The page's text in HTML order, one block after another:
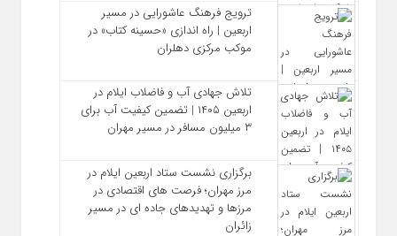
ترویج فرهنگ عاشورایی در مسیر
اربعین | راه‌ اندازی «حسینه کتاب» در
موکب مرکزی دهلران
تلاش جهادی آب و فاضلاب ایلام در
اربعین ۱۴۰۵ | تضمین کیفیت آب برای
۳ میلیون مسافر در مسیر مهران
برگزاری نشست ستاد اربعین ایلام در
مرز مهران؛ فرصت‌ های اقتصادی در
مرزها و تهدیدهای جاده‌ ای در مسیر
زائران